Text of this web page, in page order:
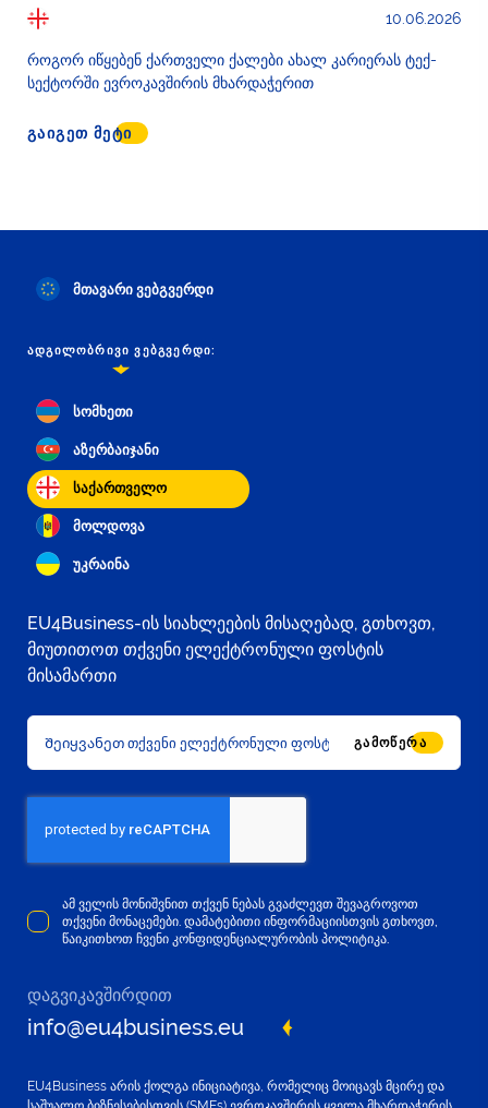
10.06.2026
როგორ იწყებენ ქართველი ქალები ახალ კარიერას ტექ-
სექტორში ევროკავშირის მხარდაჭერით
ᲒᲐᲘᲒᲔᲗ ᲛᲔᲢᲘ
მთავარი ვებგვერდი
ᲐᲓᲒᲘᲚᲝᲑᲠᲘᲕᲘ ᲕᲔᲑᲒᲕᲔᲠᲓᲘ:
სომხეთი
აზერბაიჯანი
საქართველო
მოლდოვა
უკრაინა
EU4Business-ის სიახლეების მისაღებად, გთხოვთ,
მიუთითოთ თქვენი ელექტრონული ფოსტის
მისამართი
ᲒᲐᲛᲝᲬᲔᲠᲐ
ამ ველის მონიშვნით თქვენ ნებას გვაძლევთ შევაგროვოთ
თქვენი მონაცემები. დამატებითი ინფორმაციისთვის გთხოვთ,
წაიკითხოთ ჩვენი კონფიდენციალურობის პოლიტიკა.
დაგვიკავშირდით
info@eu4business.eu
EU4Business არის ქოლგა ინიციატივა, რომელიც მოიცავს მცირე და